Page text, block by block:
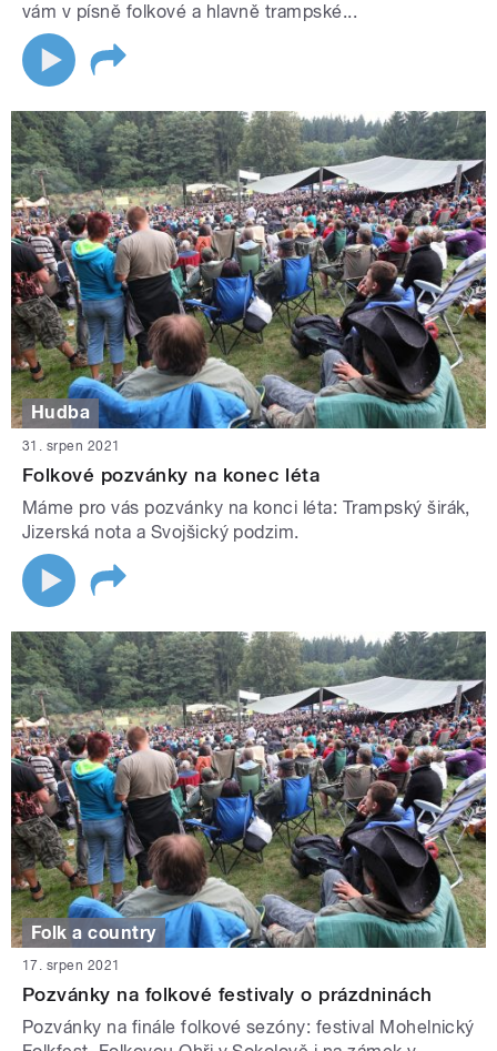
vám v písně folkové a hlavně trampské...
Hudba
31. srpen 2021
Folkové pozvánky na konec léta
Máme pro vás pozvánky na konci léta: Trampský širák,
Jizerská nota a Svojšický podzim.
Folk a country
17. srpen 2021
Pozvánky na folkové festivaly o prázdninách
Pozvánky na finále folkové sezóny: festival Mohelnický